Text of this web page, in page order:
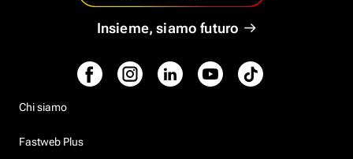
Insieme, siamo futuro
Chi siamo
Fastweb Plus